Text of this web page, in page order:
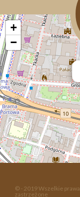
+
−
© - 2019 Wszelkie prawa
zastrzeżone